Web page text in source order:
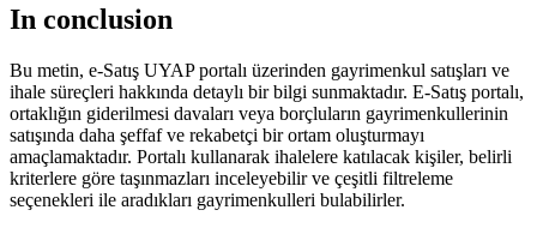
In conclusion
Bu metin, e-Satış UYAP portalı üzerinden gayrimenkul satışları ve
ihale süreçleri hakkında detaylı bir bilgi sunmaktadır. E-Satış portalı,
ortaklığın giderilmesi davaları veya borçluların gayrimenkullerinin
satışında daha şeffaf ve rekabetçi bir ⁤ortam oluşturmayı
amaçlamaktadır. Portalı kullanarak‌ ihalelere katılacak kişiler, belirli
kriterlere göre taşınmazları inceleyebilir ve çeşitli filtreleme
seçenekleri ile⁣ aradıkları gayrimenkulleri​ bulabilirler.